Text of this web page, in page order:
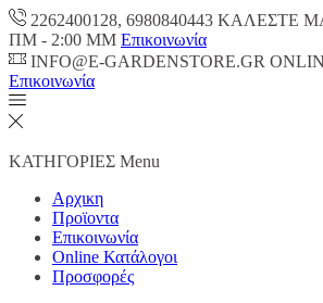
2262400128, 6980840443 ΚΑΛΕΣΤΕ
ΠM - 2:00 ΜΜ Επικοινωνία
INFO@E-GARDENSTORE.GR
Επικοινωνία
ΚΑΤΗΓΟΡΙΕΣ Menu
Αρχικη
Προϊοντα
Επικοινωνία
Online Κατάλογοι
Προσφορές